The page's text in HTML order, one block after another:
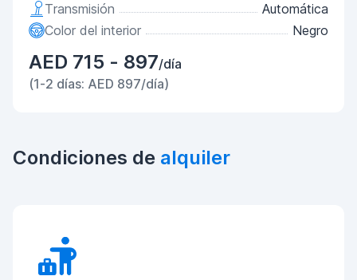
Transmisión
Automática
Color del interior
Negro
AED 715 - 897/día
(1-2 días: AED 897/día)
Condiciones de alquiler